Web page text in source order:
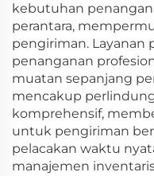
kebutuhan
perantara,
pengiriman. Layanan
penanganan
muatan sepanjang
mencakup
komprehensif,
untuk pengiriman
pelacakan waktu
manajemen